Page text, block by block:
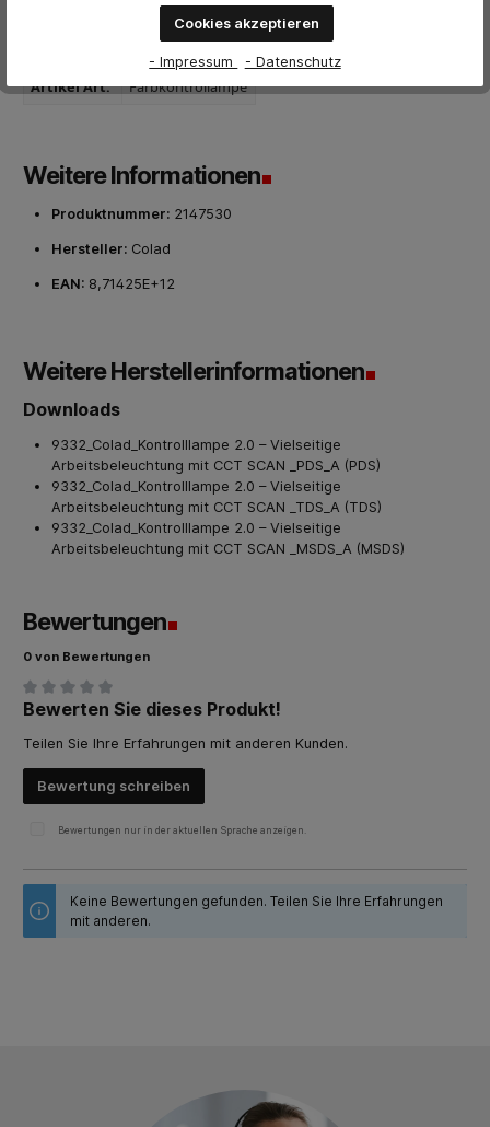
Stecker, Magnethalter
Artikel Art: Farbkontrollampe
Weitere Informationen
Produktnummer: 2147530
Hersteller: Colad
EAN: 8,71425E+12
Weitere Herstellerinformationen
Downloads
9332_Colad_Kontrolllampe 2.0 – Vielseitige
Arbeitsbeleuchtung mit CCT SCAN _PDS_A (PDS)
9332_Colad_Kontrolllampe 2.0 – Vielseitige
Arbeitsbeleuchtung mit CCT SCAN _TDS_A (TDS)
9332_Colad_Kontrolllampe 2.0 – Vielseitige
Arbeitsbeleuchtung mit CCT SCAN _MSDS_A (MSDS)
Bewertungen
0 von Bewertungen
Durchschnittliche Bewertung von 0 von 5 Sternen
Bewerten Sie dieses Produkt!
Teilen Sie Ihre Erfahrungen mit anderen Kunden.
Bewertung schreiben
Bewertungen nur in der aktuellen Sprache anzeigen.
Keine Bewertungen gefunden. Teilen Sie Ihre Erfahrungen
mit anderen.
Cookies akzeptieren
- Impressum - Datenschutz